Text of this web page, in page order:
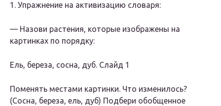
1. Упражнение на активизацию словаря:
— Назови растения, которые изображены на
картинках по порядку:
Ель, береза, сосна, дуб. Слайд 1
Поменять местами картинки. Что изменилось?
(Сосна, береза, ель, дуб) Подбери обобщенное